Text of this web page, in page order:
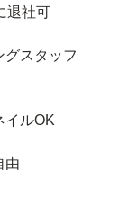
退社可
グスタッフ
イルOK
由